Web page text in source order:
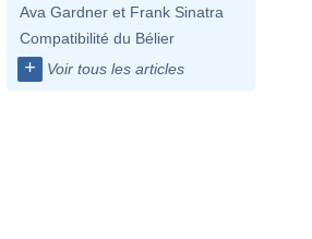
Ava Gardner et Frank Sinatra
Compatibilité du Bélier
+ Voir tous les articles